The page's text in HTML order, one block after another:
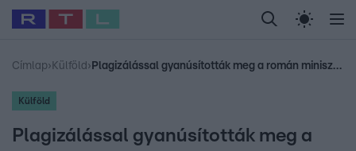
Legfrissebb RTL Híradó Randi Celeb vagyok,
Babits Marcella Most Wanted Gallusz
Címlap› Külföld › Plagizálással gyanúsították meg a román miniszterelnököt
Külföld
Plagizálással gyanúsították meg a